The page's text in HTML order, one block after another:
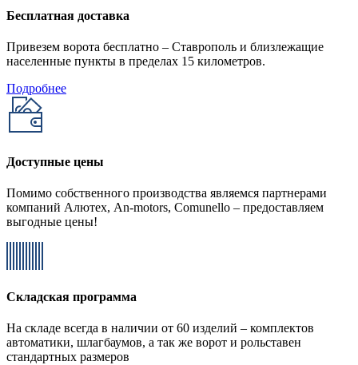
Бесплатная доставка
Привезем ворота бесплатно – Ставрополь и близлежащие
населенные пункты в пределах 15 километров.
Подробнее
Доступные цены
Помимо собственного производства являемся партнерами
компаний Алютех, An-motors, Comunello – предоставляем
выгодные цены!
Складская программа
На складе всегда в наличии от 60 изделий – комплектов
автоматики, шлагбаумов, а так же ворот и рольставен
стандартных размеров